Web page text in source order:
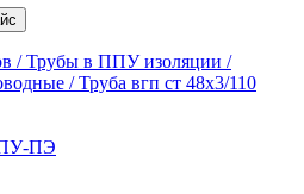
/Трубы в ППУ изоляции /
/Труба вгп ст 48х3/110